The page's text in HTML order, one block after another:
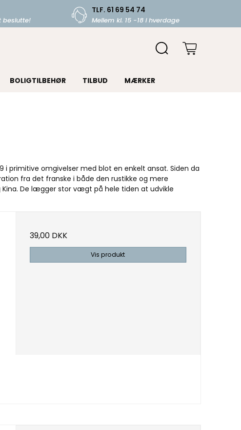
beslutte!
TLF. 61 69 54 74
Mellem kl. 15 -18 i hverdage
BOLIGTILBEHØR TILBUD MÆRKER
i primitive omgivelser med blot en enkelt ansat. Siden da
fra det franske i både den rustikke og mere
De lægger stor vægt på hele tiden at udvikle
39,00 DKK
Vis produkt